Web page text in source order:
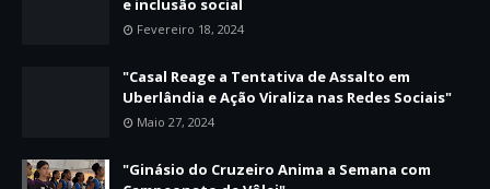
Fevereiro 18, 2024
"Casal Reage a Tentativa de Assalto em
Uberlândia e Ação Viraliza nas Redes Sociais"
Maio 27, 2024
"Ginásio do Cruzeiro Anima a Semana com